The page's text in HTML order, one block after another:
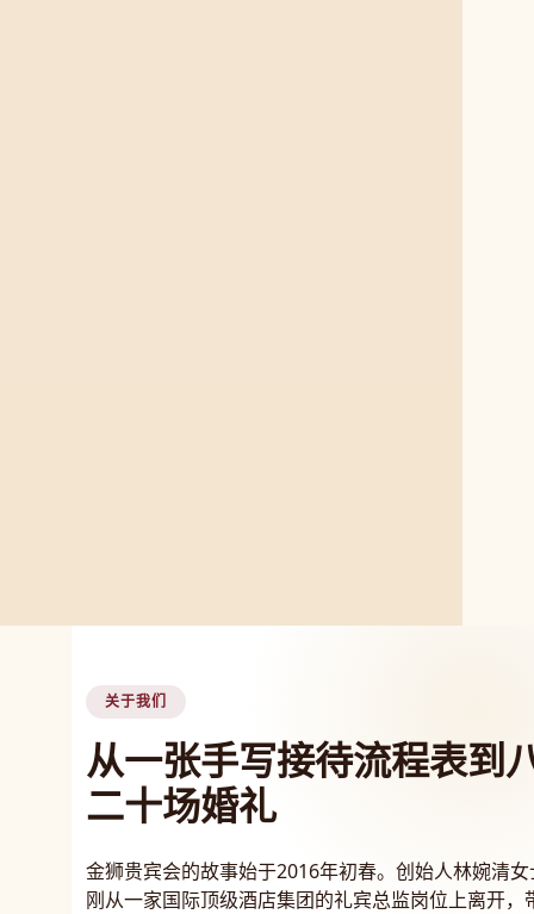
关于我们
从一张手写接待流程表到
二十场婚礼
金狮贵宾会的故事始于2016年初春。创始人林婉清
刚从一家国际顶级酒店集团的礼宾总监岗位上离开，